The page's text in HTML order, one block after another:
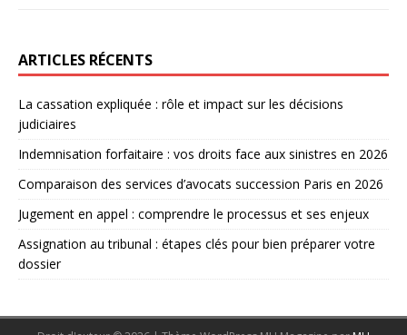
ARTICLES RÉCENTS
La cassation expliquée : rôle et impact sur les décisions
judiciaires
Indemnisation forfaitaire : vos droits face aux sinistres en 2026
Comparaison des services d’avocats succession Paris en 2026
Jugement en appel : comprendre le processus et ses enjeux
Assignation au tribunal : étapes clés pour bien préparer votre
dossier